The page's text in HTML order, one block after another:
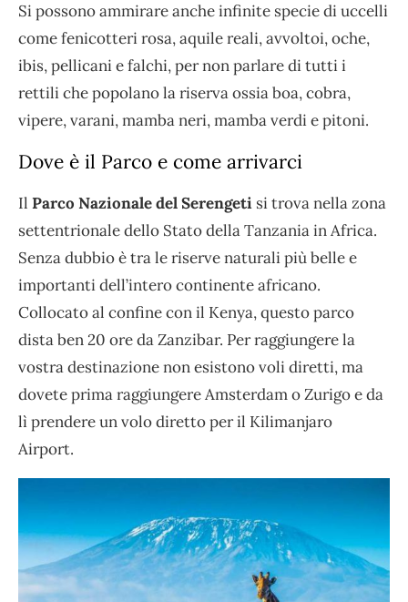
Si possono ammirare anche infinite specie di uccelli
come fenicotteri rosa, aquile reali, avvoltoi, oche,
ibis, pellicani e falchi, per non parlare di tutti i
rettili che popolano la riserva ossia boa, cobra,
vipere, varani, mamba neri, mamba verdi e pitoni.
Dove è il Parco e come arrivarci
Il Parco Nazionale del Serengeti si trova nella zona
settentrionale dello Stato della Tanzania in Africa.
Senza dubbio è tra le riserve naturali più belle e
importanti dell’intero continente africano.
Collocato al confine con il Kenya, questo parco
dista ben 20 ore da Zanzibar. Per raggiungere la
vostra destinazione non esistono voli diretti, ma
dovete prima raggiungere Amsterdam o Zurigo e da
lì prendere un volo diretto per il Kilimanjaro
Airport.